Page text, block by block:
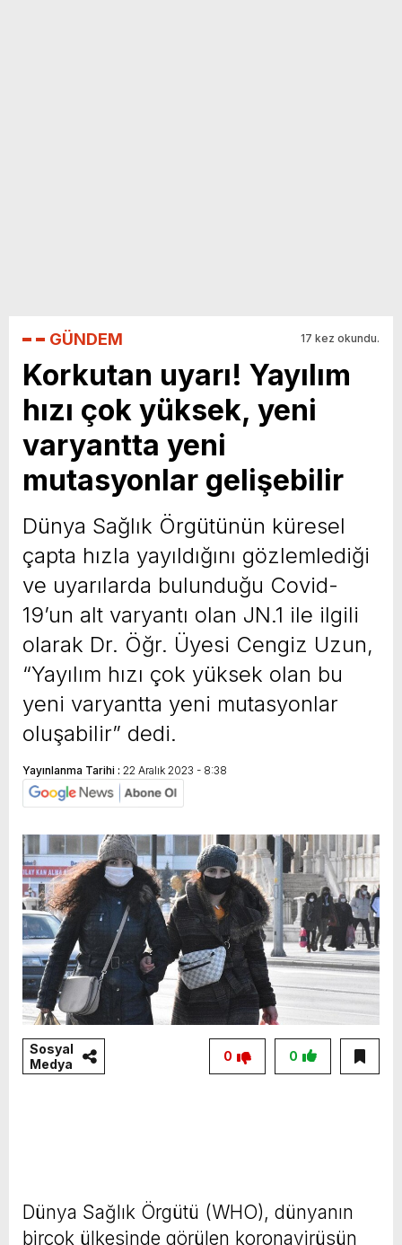
GÜNDEM 17 kez okundu.
Korkutan uyarı! Yayılım
hızı çok yüksek, yeni
varyantta yeni
mutasyonlar gelişebilir
Dünya Sağlık Örgütünün küresel
çapta hızla yayıldığını gözlemlediği
ve uyarılarda bulunduğu Covid-
19’un alt varyantı olan JN.1 ile ilgili
olarak Dr. Öğr. Üyesi Cengiz Uzun,
“Yayılım hızı çok yüksek olan bu
yeni varyantta yeni mutasyonlar
oluşabilir” dedi.
Yayınlanma Tarihi : 22 Aralık 2023 - 8:38
Sosyal
Medya
0
0
Dünya Sağlık Örgütü (WHO), dünyanın
birçok ülkesinde görülen koronavirüsün